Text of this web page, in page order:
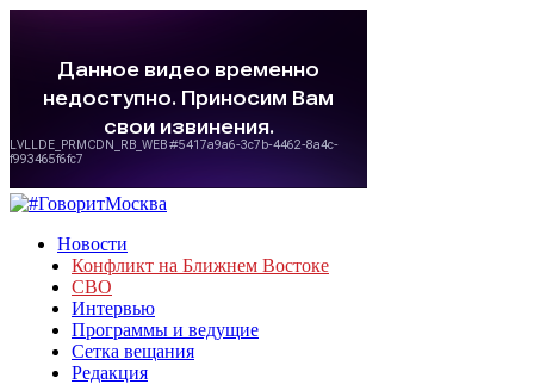
Новости
Конфликт на Ближнем Востоке
СВО
Интервью
Программы и ведущие
Сетка вещания
Редакция